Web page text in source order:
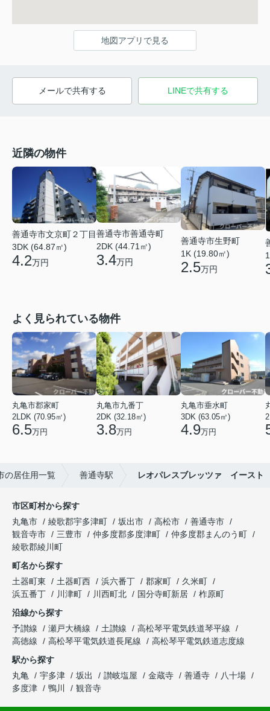
地図アプリで見る
メールで共有する LINEで共有する
近隣の物件
善通寺市文京町２丁目
3DK (64.87㎡)
4.2万円
善通寺市善通寺町
2DK (44.71㎡)
3.4万円
善通寺市生野町
1K (19.80㎡)
2.5万円
よく見られている物件
丸亀市郡家町
2LDK (70.95㎡)
6.5万円
丸亀市九番丁
2DK (32.18㎡)
3.8万円
丸亀市垂水町
3DK (63.05㎡)
4.9万円
の居住用一覧 善通寺駅 レオパレスブレッツァ イースト
市区町村から探す
丸亀市
綾歌郡宇多津町 坂出市 高松市
善通寺市
観音寺市
三豊市 仲多度郡多度津町
仲多度郡まんのう町
綾歌郡綾川町
町名から探す
土器町東
土器町西 浜六番丁 郡家町
久米町
浜五番丁
川津町 川西町北 国分寺町新居
柞原町
沿線から探す
予讃線
瀬戸大橋線 土讃線
高松琴平電気鉄道琴平線
高徳線
高松琴平電気鉄道長尾線
高松琴平電気鉄道志度線
駅から探す
丸亀
宇多津 坂出 讃岐塩屋 金蔵寺 善通寺
八十場
多度津
鴨川 観音寺